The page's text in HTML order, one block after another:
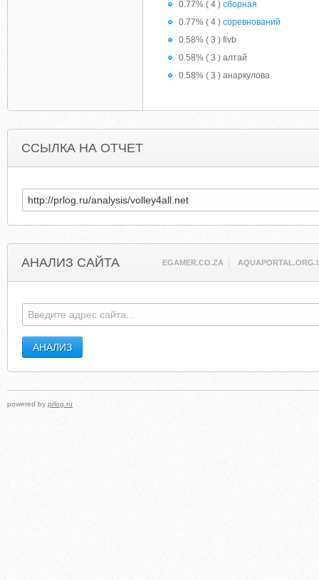
0.77% ( 4 ) сборная
0.77% ( 4 ) соревнований
0.58% ( 3 ) fivb
0.58% ( 3 ) алтай
0.58% ( 3 ) анаркулова
ССЫЛКА НА ОТЧЕТ
АНАЛИЗ САЙТА EGAMER.CO.ZA
powered by prlog.ru